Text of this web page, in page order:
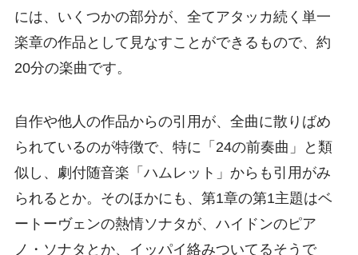
には、いくつかの部分が、全てアタッカ続く単一
楽章の作品として見なすことができるもので、約
20分の楽曲です。
自作や他人の作品からの引用が、全曲に散りばめ
られているのが特徴で、特に「24の前奏曲」と類
似し、劇付随音楽「ハムレット」からも引用がみ
られるとか。そのほかにも、第1章の第1主題はベ
ートーヴェンの熱情ソナタが、ハイドンのピア
ノ・ソナタとか、イッパイ絡みついてるそうで